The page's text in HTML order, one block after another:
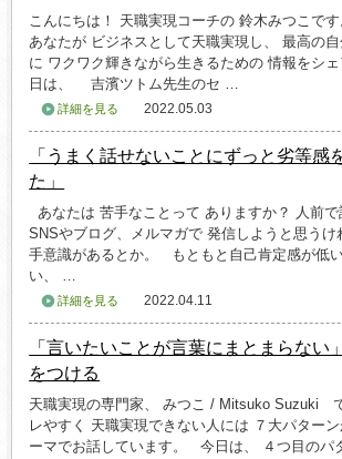
こんにちは！ 天職実現コーチの 鈴木みつこで
あなたが ビジネスとして天職実現し、 最高の
に ワクワク輝きながら生きるための 情報をシ
日は、 吉濱ツトム先生のセ …
詳細を見る 2022.05.03
「うまく話せないことにずっと劣等感
た」
あなたは 苦手なことって ありますか？ 人前で
SNSやブログ、メルマガで 発信しようと思うけ
手意識があるとか。 もともと自己肯定感が低
い、 …
詳細を見る 2022.04.11
「言いたいことが言葉にまとまらない
をつける
天職実現の専門家、 みつこ / Mitsuko Suzuki
レやすく 天職実現できない人には ７大パター
ーマでお話しています。 今日は、 ４つ目のパ